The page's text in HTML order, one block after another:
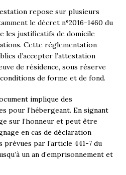
repose sur plusieurs
le décret n°2016-1460 du
les justificatifs de domicile
Cette réglementation
d’accepter l’attestation
de résidence, sous réserve
de forme et de fond.
implique des
pour l’hébergeant. En signant
sur l’honneur et peut être
en cas de déclaration
prévues par l’article 441-7 du
un an d’emprisonnement et